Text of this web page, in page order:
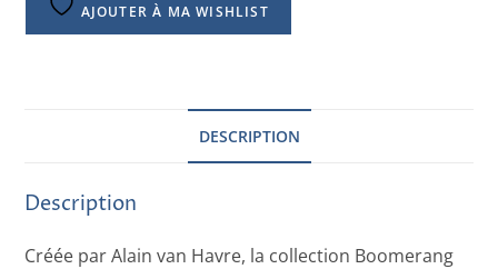
AJOUTER À MA WISHLIST
DESCRIPTION
Description
Créée par Alain van Havre, la collection Boomerang